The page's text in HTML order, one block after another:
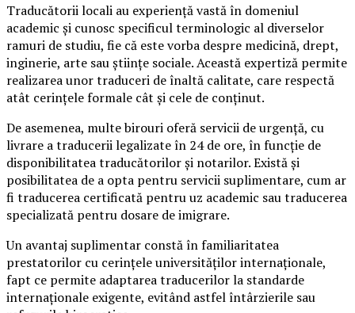
Traducătorii locali au experiență vastă în domeniul
academic și cunosc specificul terminologic al diverselor
ramuri de studiu, fie că este vorba despre medicină, drept,
inginerie, arte sau științe sociale. Această expertiză permite
realizarea unor traduceri de înaltă calitate, care respectă
atât cerințele formale cât și cele de conținut.
De asemenea, multe birouri oferă servicii de urgență, cu
livrare a traducerii legalizate în 24 de ore, în funcție de
disponibilitatea traducătorilor și notarilor. Există și
posibilitatea de a opta pentru servicii suplimentare, cum ar
fi traducerea certificată pentru uz academic sau traducerea
specializată pentru dosare de imigrare.
Un avantaj suplimentar constă în familiaritatea
prestatorilor cu cerințele universităților internaționale,
fapt ce permite adaptarea traducerilor la standarde
internaționale exigente, evitând astfel întârzierile sau